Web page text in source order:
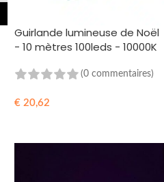
Guirlande lumineuse de Noël
- 10 mètres 100leds - 10000K
Adaptateur 220V(0 commentaires)
€ 20,62